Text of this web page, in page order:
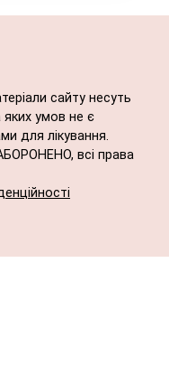
сайту несуть
яких умов не є
для лікування.
всі права